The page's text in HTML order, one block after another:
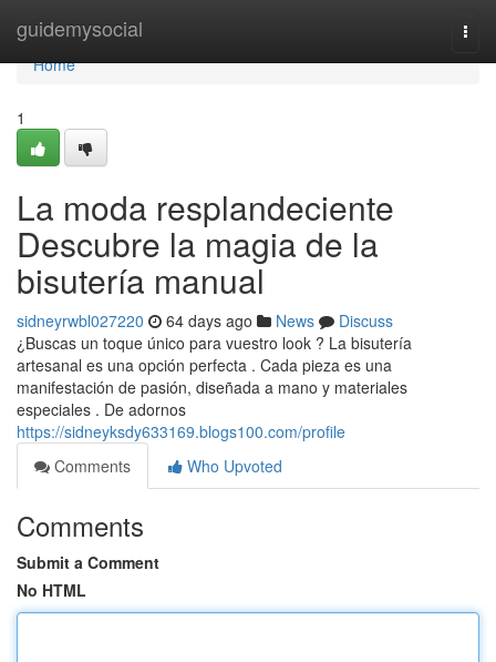
guidemysocial
Home
Home
1
La moda resplandeciente
Descubre la magia de la
bisutería manual
sidneyrwbl027220 64 days ago News
Discuss
¿Buscas un toque único para vuestro look ? La bisutería
artesanal es una opción perfecta . Cada pieza es una
manifestación de pasión, diseñada a mano y materiales
especiales . De adornos
https://sidneyksdy633169.blogs100.com/profile
Comments
Who Upvoted
Comments
Submit a Comment
No HTML